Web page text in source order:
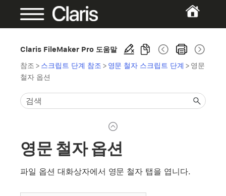
Claris FileMaker Pro 도움말
참조 > 스크립트 단계 참조 > 영문 철자 스크립트 단계 > 영문
철자 옵션
영문 철자 옵션
파일 옵션 대화상자에서 영문 철자 탭을 엽니다.